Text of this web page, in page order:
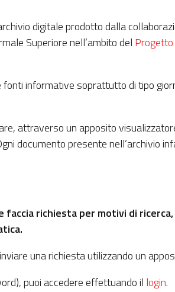
digitale prodotto dalla
Superiore nell’ambito del
informative soprattutto di tipo
attraverso un apposito
documento presente nell’archivio
faccia richiesta per motivi di
una richiesta utilizzando un
puoi accedere effettuando il login.